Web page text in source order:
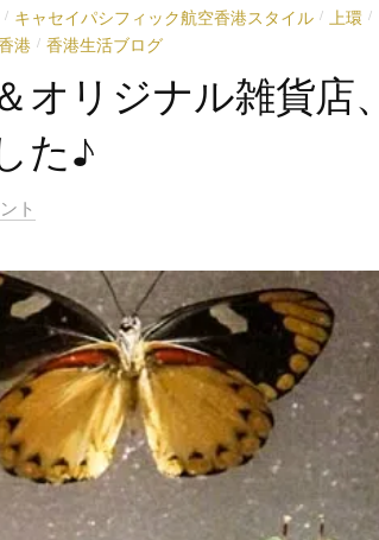
/ キャセイパシフィック航空香港スタイル / 上環 /
港 / 香港生活ブログ
リジナル雑貨店、
た♪
ト